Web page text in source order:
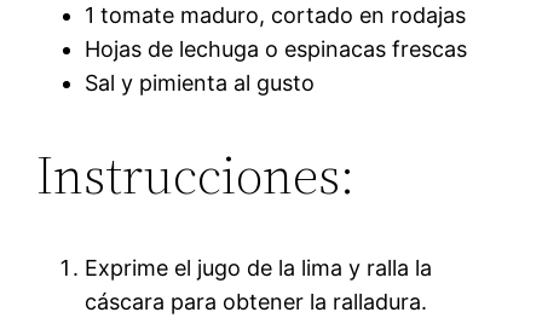
1 tomate maduro, cortado en rodajas
Hojas de lechuga o espinacas frescas
Sal y pimienta al gusto
Instrucciones:
Exprime el jugo de la lima y ralla la
cáscara para obtener la ralladura.